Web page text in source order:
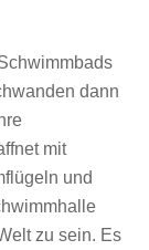
dann
mit
und
zu sein. Es